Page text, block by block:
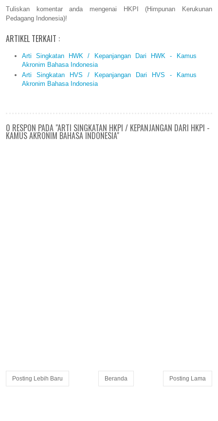
Tuliskan komentar anda mengenai HKPI (Himpunan Kerukunan
Pedagang Indonesia)!
ARTIKEL TERKAIT :
Arti Singkatan HWK / Kepanjangan Dari HWK - Kamus
Akronim Bahasa Indonesia
Arti Singkatan HVS / Kepanjangan Dari HVS - Kamus
Akronim Bahasa Indonesia
0 RESPON PADA "ARTI SINGKATAN HKPI / KEPANJANGAN DARI HKPI -
KAMUS AKRONIM BAHASA INDONESIA"
Posting Lebih Baru Posting Lama
Beranda